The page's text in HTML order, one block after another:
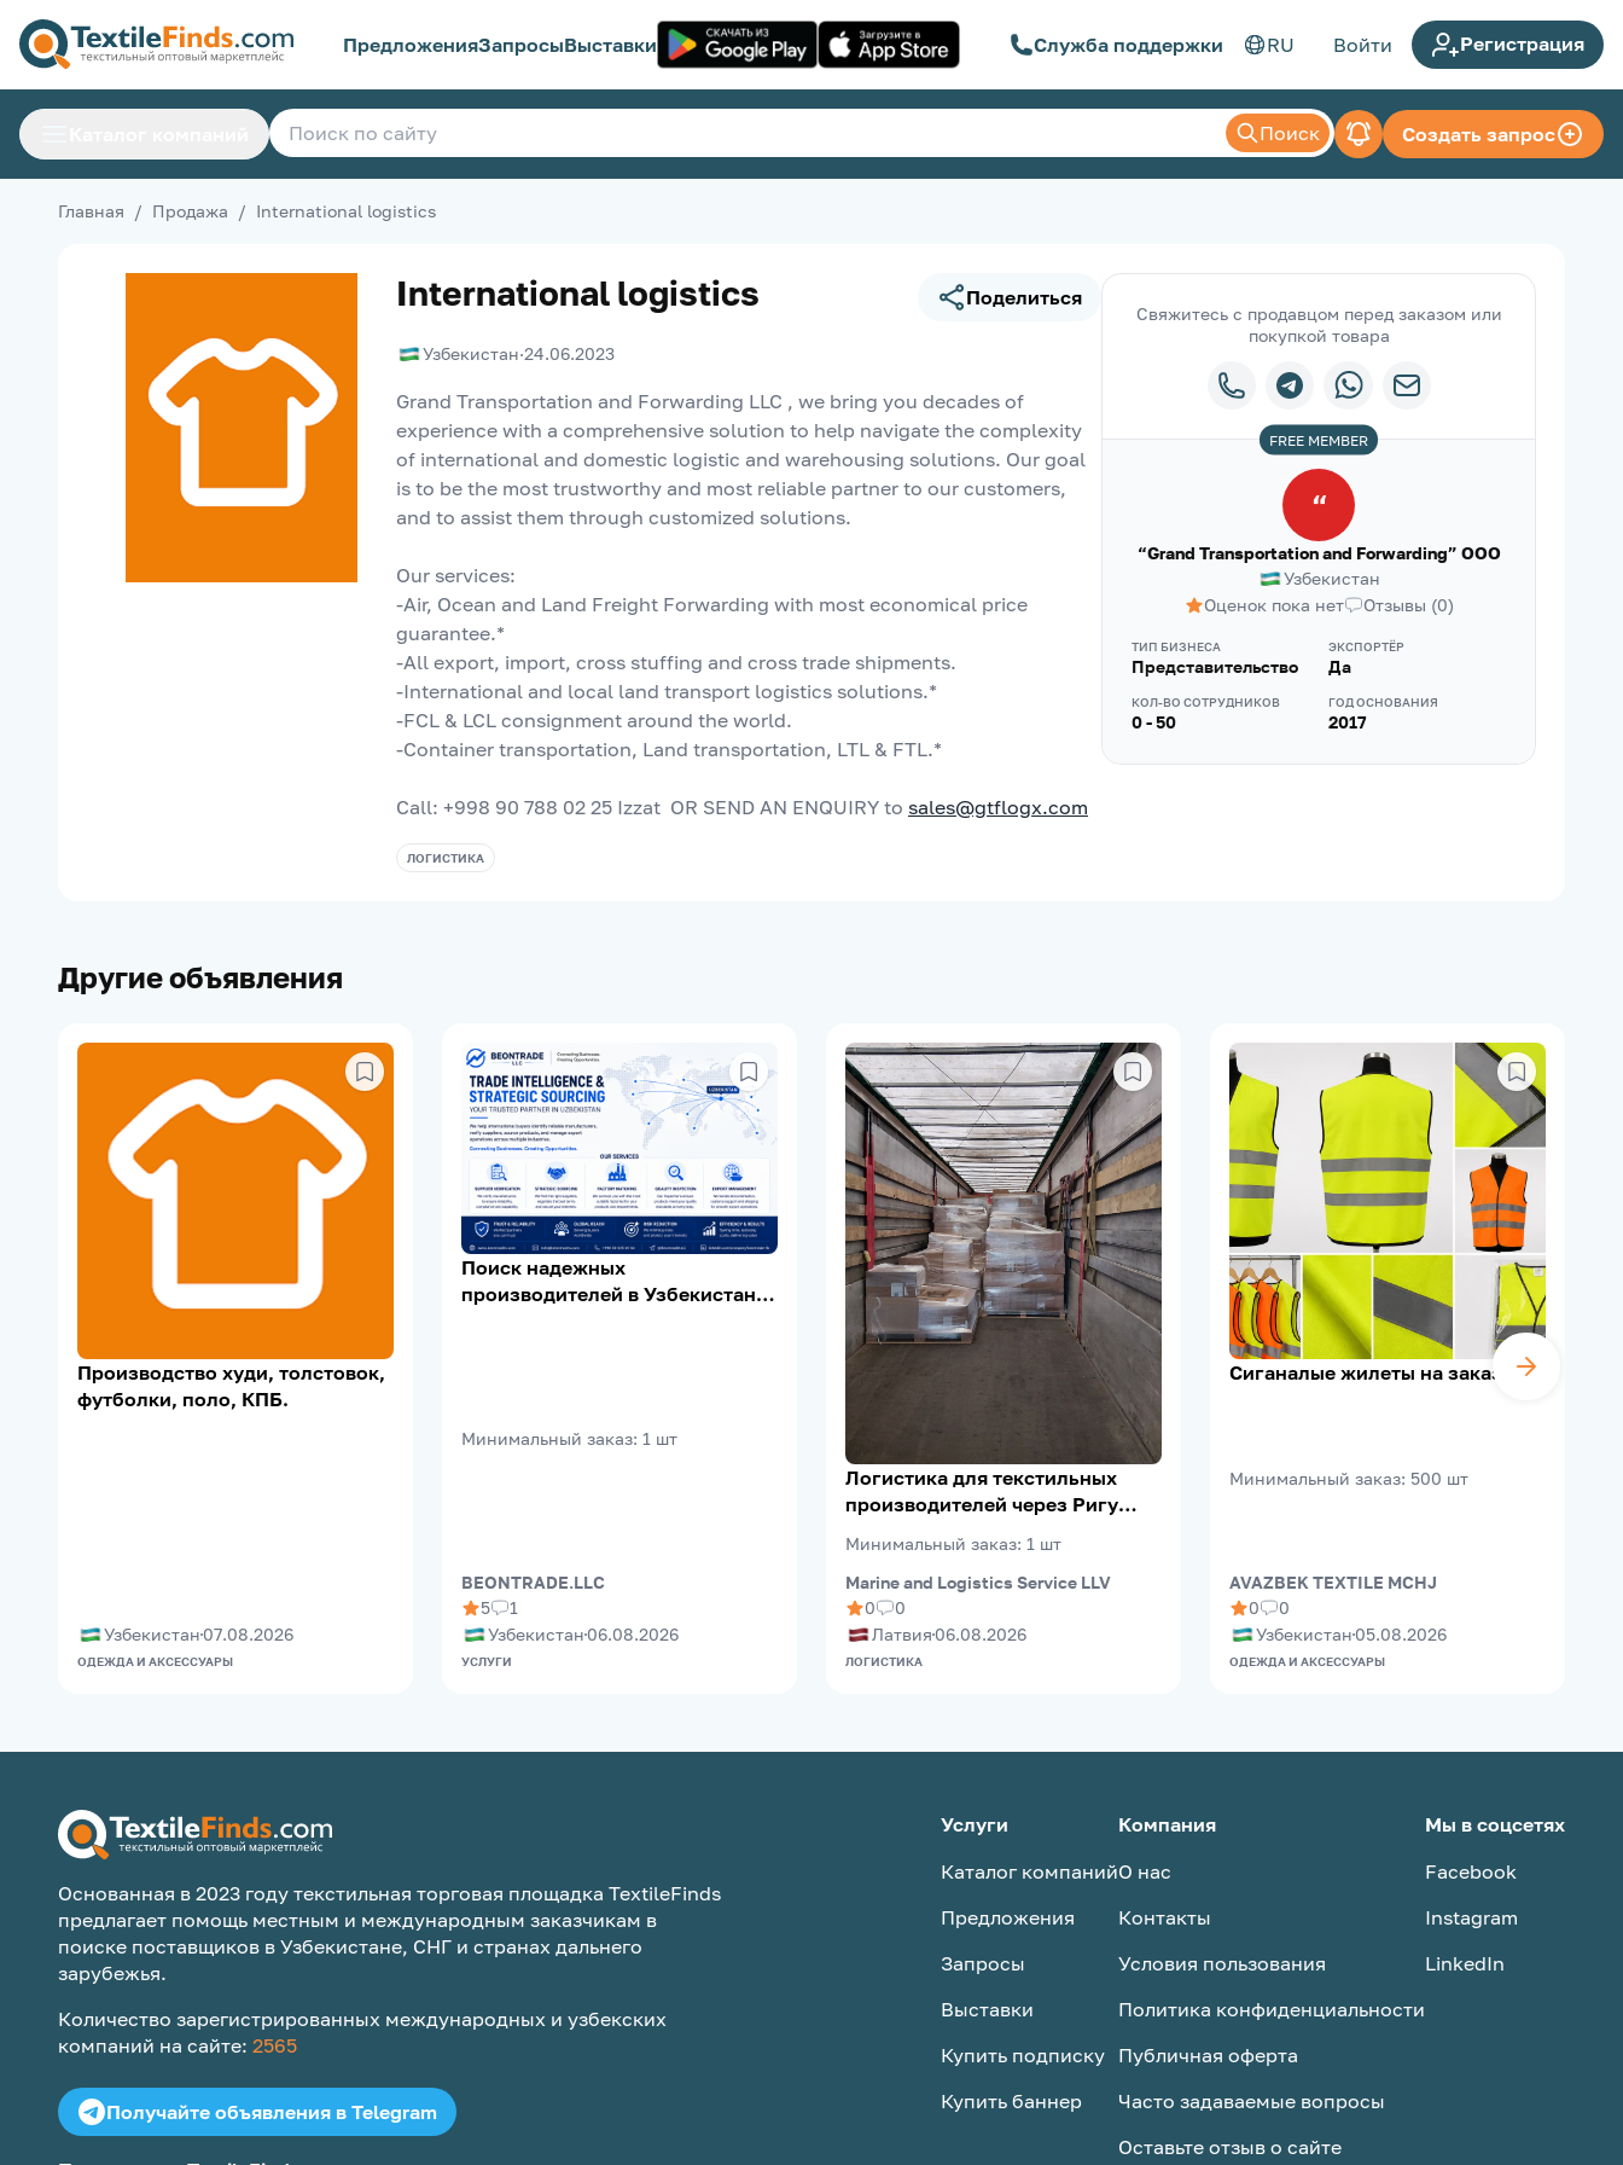
ПредложенияЗапросыВыставки Служба поддержки RU Войти Регистрация
Поиск Создать запрос
Главная / Продажа / International logistics
International logistics Поделиться
Узбекистан·24.06.2023
Grand Transportation and Forwarding LLC , we bring you decades of
experience with a comprehensive solution to help navigate the complexity
of international and domestic logistic and warehousing solutions. Our goal
is to be the most trustworthy and most reliable partner to our customers,
and to assist them through customized solutions.
Our services:
-Air, Ocean and Land Freight Forwarding with most economical price
guarantee.*
-All export, import, cross stuffing and cross trade shipments.
-International and local land transport logistics solutions.*
-FCL & LCL consignment around the world.
-Container transportation, Land transportation, LTL & FTL.*
Call: +998 90 788 02 25 Izzat  OR SEND AN ENQUIRY to sales@gtflogx.com
ЛОГИСТИКА
Свяжитесь с продавцом перед заказом или
покупкой товара
“
“Grand Transportation and Forwarding” ООО
Узбекистан
Оценок пока нет
Отзывы (0)
ТИП БИЗНЕСА
Представительство
ЭКСПОРТЁР
Да
КОЛ-ВО СОТРУДНИКОВ
0 - 50
ГОД ОСНОВАНИЯ
2017
FREE MEMBER
Другие объявления
Производство худи, толстовок,
футболки, поло, КПБ.
Узбекистан 07.08.2026
ОДЕЖДА И АКСЕССУАРЫ
Поиск надежных
производителей в Узбекистане |
Минимальный заказ: 1 шт
BEONTRADE.LLC
5
1
Узбекистан 06.08.2026
УСЛУГИ
Логистика для текстильных
производителей через Ригу
Минимальный заказ: 1 шт
Marine and Logistics Service LLV
0
0
Латвия 06.08.2026
ЛОГИСТИКА
Сиганалые жилеты на заказ
Минимальный заказ: 500 шт
AVAZBEK TEXTILE MCHJ
0
0
Узбекистан 05.08.2026
ОДЕЖДА И АКСЕССУАРЫ
Основанная в 2023 году текстильная торговая площадка TextileFinds
предлагает помощь местным и международным заказчикам в
поиске поставщиков в Узбекистане, СНГ и странах дальнего
зарубежья.
Количество зарегистрированных международных и узбекских
компаний на сайте: 2565
Получайте объявления в Telegram
Услуги
Каталог компаний
Предложения
Запросы
Выставки
Купить подписку
Купить баннер
Компания
О нас
Контакты
Условия пользования
Политика конфиденциальности
Публичная оферта
Часто задаваемые вопросы
Оставьте отзыв о сайте
Мы в соцсетях
Facebook
Instagram
LinkedIn